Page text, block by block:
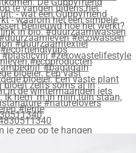
bloeier. Een vast
je zeep op te hangen